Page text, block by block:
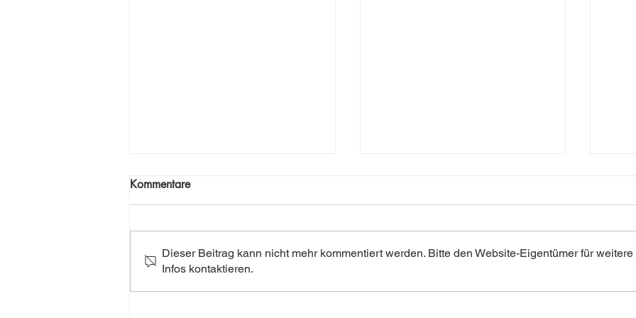
Erasmus - Alles nur Party?
"Erasmus Student Network" -
Kommentare
Dieser Beitrag kann nicht mehr kommentiert werden. Bitte den Website-Eigentümer für weitere
Infos kontaktieren.